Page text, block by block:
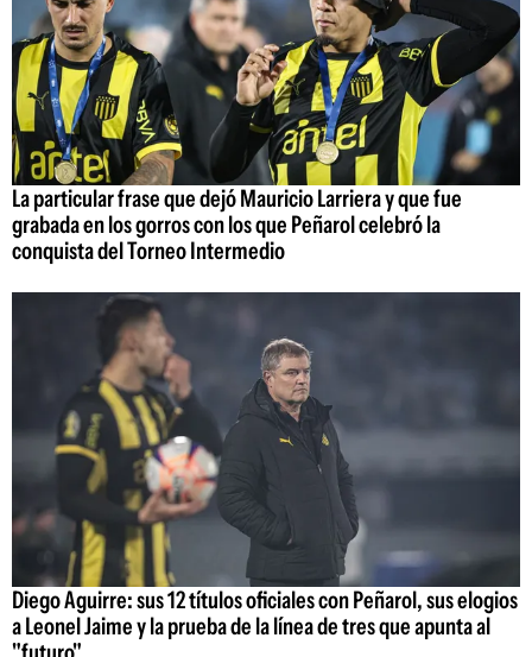
La particular frase que dejó Mauricio Larriera y que fue
grabada en los gorros con los que Peñarol celebró la
conquista del Torneo Intermedio
Diego Aguirre: sus 12 títulos oficiales con Peñarol, sus elogios
a Leonel Jaime y la prueba de la línea de tres que apunta al